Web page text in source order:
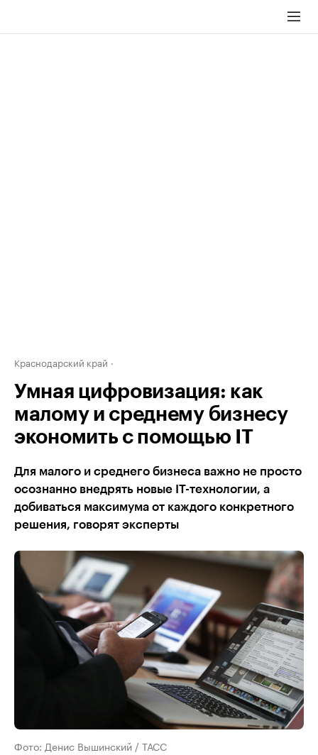
Краснодарский край
Умная цифровизация: как
малому и среднему бизнесу
экономить с помощью IT
Для малого и среднего бизнеса важно не просто
осознанно внедрять новые IT-технологии, а
добиваться максимума от каждого конкретного
решения, говорят эксперты
Фото: Денис Вышинский / ТАСС